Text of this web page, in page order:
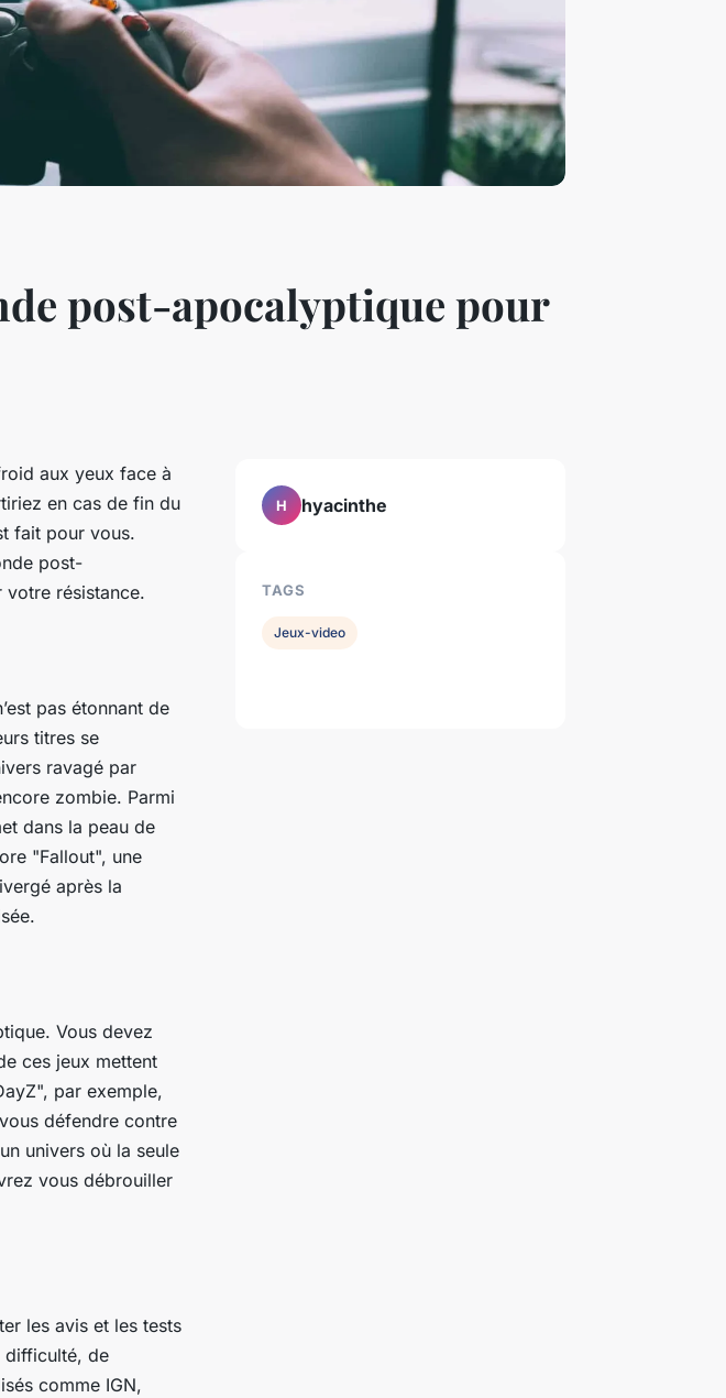
post-apocalyptique pour
aux yeux face à
en cas de fin du
fait pour vous.
post-
résistance.
pas étonnant de
titres se
ravagé par
zombie. Parmi
dans la peau de
"Fallout", une
après la
. Vous devez
ces jeux mettent
par exemple,
défendre contre
univers où la seule
vous débrouiller
les avis et les tests
difficulté, de
comme IGN,
H hyacinthe
TAGS
Jeux-video